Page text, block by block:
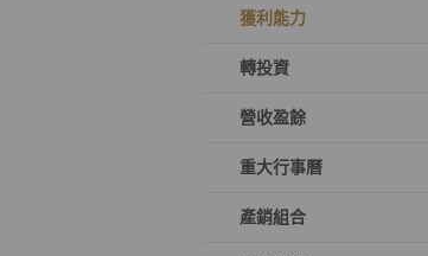
獲利能力
轉投資
營收盈餘
重大行事曆
產銷組合